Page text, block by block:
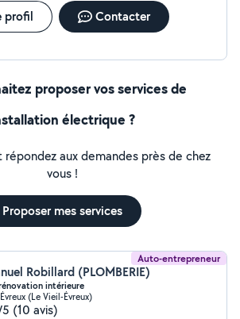
profil Contacter
proposer vos services de
électrique ?
répondez aux demandes près de chez
vous !
Proposer mes services
Auto-entrepreneur
Robillard (PLOMBERIE)
intérieure
(Le Vieil-Évreux)
(10 avis)